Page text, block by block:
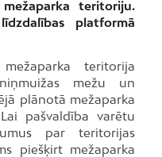
teritoriju.
platformā
teritorija
mežu un
plānotā mežaparka
pašvaldība varētu
par teritorijas
piešķirt mežaparka